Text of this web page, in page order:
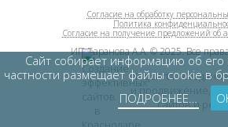
Согласие на обработку
Политика
Согласие на получение предложений об
ИП Баранова А.А. © 2025. Все
Inquarta -
и продвижение,
сайтов и
Сайт собирает информацию об его
частности размещает файлы cookie в
ПОДРОБНЕЕ…